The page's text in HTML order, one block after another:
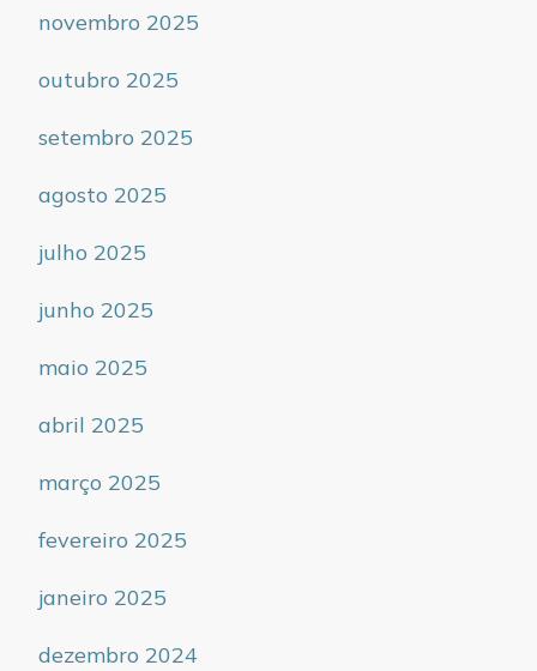
novembro 2025
outubro 2025
setembro 2025
agosto 2025
julho 2025
junho 2025
maio 2025
abril 2025
março 2025
fevereiro 2025
janeiro 2025
dezembro 2024